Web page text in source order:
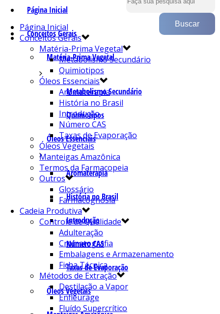
Página Inicial
Conceitos Gerais
Matéria-Prima Vegetal
Metabolismo Secundário
Quimiotipos
Óleos Essenciais
Aromaterapia
História no Brasil
Introdução
Número CAS
Taxas de Evaporação
Óleos Vegetais
Página Inicial
Conceitos Gerais
Matéria-Prima Vegetal
Metabolismo Secundário
Quimiotipos
Óleos Essenciais
Aromaterapia
História no Brasil
Introdução
Número CAS
Taxas de Evaporação
Óleos Vegetais
Manteigas Amazônica
Termos da Farmacopeia
Outros
Glossário
Farmacognosia
Cadeia Produtiva
Controle de Qualidade
Adulteração
Cromatografia
Embalagens e Armazenamento
Ficha Técnica
Métodos de Extração
Destilação a Vapor
Enfleurage
Fluído Supercrítico